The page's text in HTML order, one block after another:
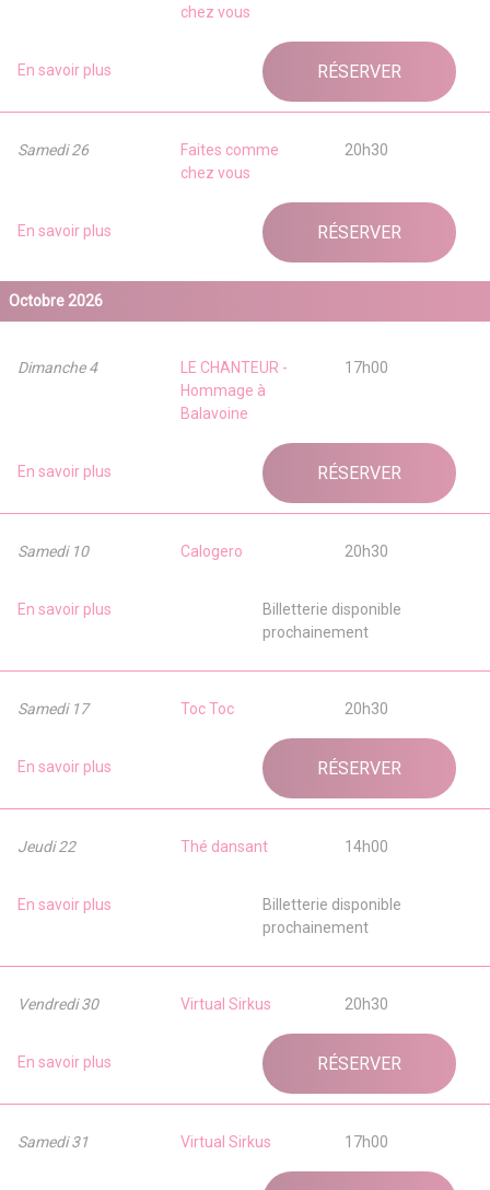
chez vous
En savoir plus RÉSERVER
Samedi 26
Faites comme
chez vous
20h30
En savoir plus RÉSERVER
Octobre 2026
Dimanche 4
LE CHANTEUR -
Hommage à
Balavoine
17h00
En savoir plus RÉSERVER
Samedi 10 Calogero 20h30
En savoir plus
Billetterie disponible
prochainement
Samedi 17 Toc Toc 20h30
En savoir plus RÉSERVER
Jeudi 22 Thé dansant 14h00
En savoir plus
Billetterie disponible
prochainement
Vendredi 30 Virtual Sirkus 20h30
En savoir plus RÉSERVER
Samedi 31 Virtual Sirkus 17h00